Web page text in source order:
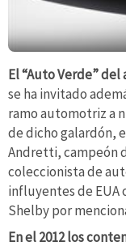
El “Auto Verde”
se ha invitado
ramo automotriz a
de dicho galardón,
Andretti, campeón
coleccionista de
influyentes de
Shelby por
En el 2012 los